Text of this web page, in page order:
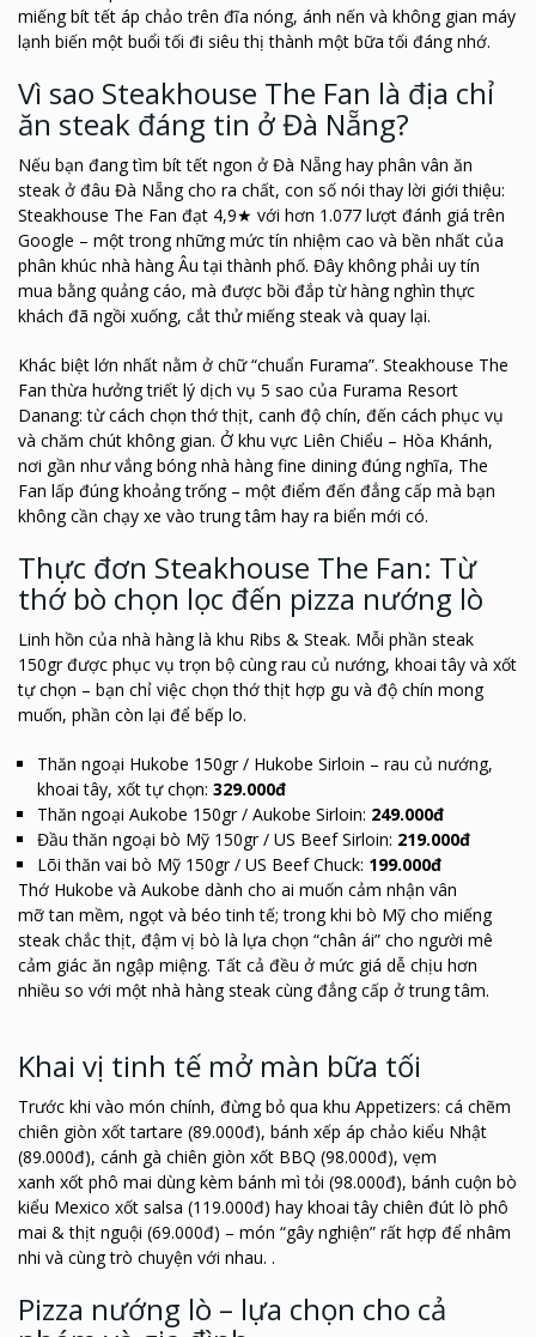
miếng bít tết áp chảo trên đĩa nóng, ánh nến và không gian máy
lạnh biến một buổi tối đi siêu thị thành một bữa tối đáng nhớ.
Vì sao Steakhouse The Fan là địa chỉ
ăn steak đáng tin ở Đà Nẵng?
Nếu bạn đang tìm bít tết ngon ở Đà Nẵng hay phân vân ăn
steak ở đâu Đà Nẵng cho ra chất, con số nói thay lời giới thiệu:
Steakhouse The Fan đạt 4,9★ với hơn 1.077 lượt đánh giá trên
Google – một trong những mức tín nhiệm cao và bền nhất của
phân khúc nhà hàng Âu tại thành phố. Đây không phải uy tín
mua bằng quảng cáo, mà được bồi đắp từ hàng nghìn thực
khách đã ngồi xuống, cắt thử miếng steak và quay lại.
Khác biệt lớn nhất nằm ở chữ “chuẩn Furama”. Steakhouse The
Fan thừa hưởng triết lý dịch vụ 5 sao của Furama Resort
Danang: từ cách chọn thớ thịt, canh độ chín, đến cách phục vụ
và chăm chút không gian. Ở khu vực Liên Chiểu – Hòa Khánh,
nơi gần như vắng bóng nhà hàng fine dining đúng nghĩa, The
Fan lấp đúng khoảng trống – một điểm đến đẳng cấp mà bạn
không cần chạy xe vào trung tâm hay ra biển mới có.
Thực đơn Steakhouse The Fan: Từ
thớ bò chọn lọc đến pizza nướng lò
Linh hồn của nhà hàng là khu Ribs & Steak. Mỗi phần steak
150gr được phục vụ trọn bộ cùng rau củ nướng, khoai tây và xốt
tự chọn – bạn chỉ việc chọn thớ thịt hợp gu và độ chín mong
muốn, phần còn lại để bếp lo.
Thăn ngoại Hukobe 150gr / Hukobe Sirloin – rau củ nướng,
khoai tây, xốttự chọn: 329.000đ
Thăn ngoại Aukobe 150gr / Aukobe Sirloin: 249.000đ
Đầu thăn ngoại bò Mỹ 150gr / US Beef Sirloin: 219.000đ
Lõi thăn vai bò Mỹ 150gr / US Beef Chuck: 199.000đ
Thớ Hukobe và Aukobe dành cho ai muốn cảm nhận vân
mỡtan mềm, ngọt và béo tinh tế; trong khi bò Mỹ cho miếng
steak chắc thịt, đậm vị bò là lựa chọn “chân ái” cho người mê
cảm giác ăn ngập miệng. Tất cả đều ở mức giá dễ chịu hơn
nhiều so với một nhà hàng steak cùng đẳng cấp ở trung tâm.
Khai vị tinh tế mở màn bữa tối
Trước khi vào món chính, đừng bỏ qua khu Appetizers: cá chẽm
chiên giòn xốt tartare (89.000đ), bánh xếp áp chảo kiểu Nhật
(89.000đ), cánh gà chiên giòn xốt BBQ (98.000đ), vẹm
xanh xốt phô mai dùng kèm bánh mì tỏi (98.000đ), bánh cuộn bò
kiểu Mexico xốt salsa (119.000đ) hay khoai tây chiên đút lò phô
mai & thịt nguội (69.000đ) – món “gây nghiện” rất hợp để nhâm
nhi và cùng trò chuyện với nhau. .
Pizza nướng lò – lựa chọn cho cả